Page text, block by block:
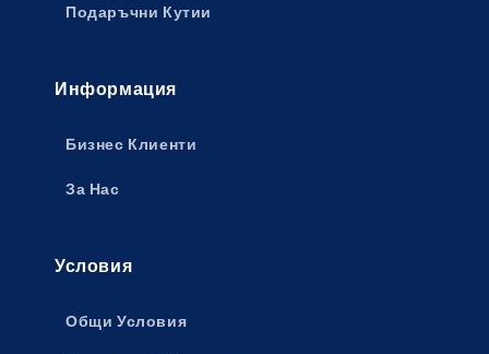
Подаръчни Кутии
Информация
Бизнес Клиенти
За Нас
Условия
Общи Условия